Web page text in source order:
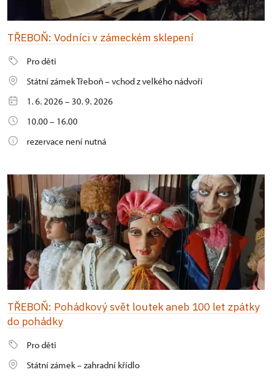
TŘEBOŇ: Vodníci v zámeckém sklepení
Pro děti
Státní zámek Třeboň – vchod z velkého nádvoří
1. 6. 2026 – 30. 9. 2026
10.00 – 16.00
rezervace není nutná
TŘEBOŇ: Pohádkový svět loutek aneb 100 let zpátky
do pohádky
Pro děti
Státní zámek – zahradní křídlo